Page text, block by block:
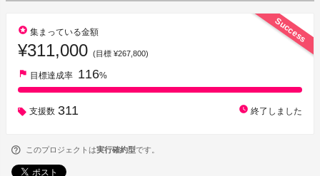
Success
stars 集まっている金額
¥311,000 (目標 ¥267,800)
flag 目標達成率 116%
支援数 311 watch_later 終了しました
このプロジェクトは実行確約型です。